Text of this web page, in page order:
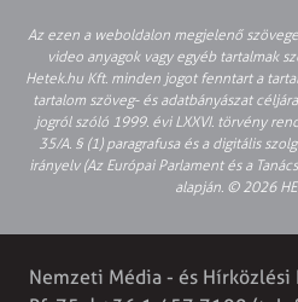
Az ezen a weboldalon megjelenő
video anyagok vagy egyéb tartalmak
Hetek.hu Kft. minden jogot fenntart a
tartalom szöveg- és adatbányászat
jogról szóló 1999. évi LXXVI. törvény
35/A. § (1) paragrafusa és a digitális
irányelv (Az Európai Parlament és a
alapján. © 2026
Nemzeti Média - és Hírközlési